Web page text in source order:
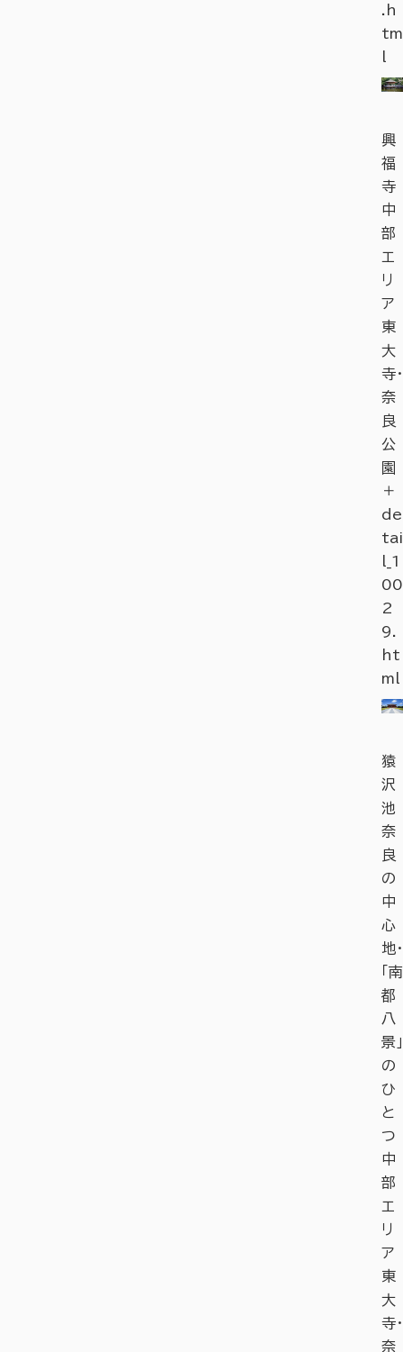
.h
tm
興
福
寺
中
部
エ
リ
ア
東
大
寺・
奈
良
公
園
＋
de
tai
l_1
00
2
9.
ht
ml
猿
沢
池
奈
良
の
中
心
地・
「南
都
八
景」
の
ひ
と
つ
中
部
エ
リ
ア
東
大
寺・
奈